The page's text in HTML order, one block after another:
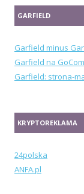
GARFIELD
Garfield minus
Garfield na
Garfield: strona-
KRYPTOREKLAMA
24polska
ANFA.pl